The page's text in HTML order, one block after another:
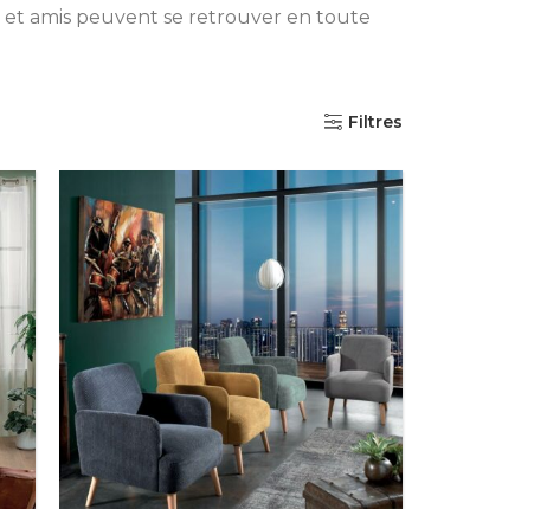
amis peuvent se retrouver en toute
Filtres